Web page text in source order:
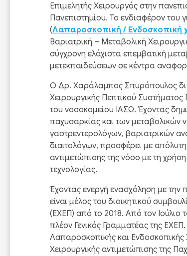
Επιμελητής Χειρουργός στην
Πανεπιστημίου. Το ενδιαφέρον του
(Λαπαροσκοπική / Ενδοσκοπική
Βαριατρική – Μεταβολική
σύγχρονη ελάχιστα επεμβατική
μετεκπαιδεύσεων σε κέντρα
Ο Δρ. Χαράλαμπος Σπυρόπουλος
Χειρουργικής Πεπτικού
του νοσοκομείου ΙΑΣΩ. Έχοντας
παχυσαρκίας και των μεταβολικών
γαστρεντερολόγων, βαριατρικών
διαιτολόγων, προσφέρει με
αντιμετώπισης της νόσο με τη
τεχνολογίας.
Έχοντας ενεργή ενασχόληση με την
είναι μέλος του διοικητικού
(ΕΧΕΠ) από το 2018. Από τον
πλέον Γενικός Γραμματέας της
Λαπαροσκοπικής και Ενδοσκοπικής
Χειρουργικής αντιμετώπισης της